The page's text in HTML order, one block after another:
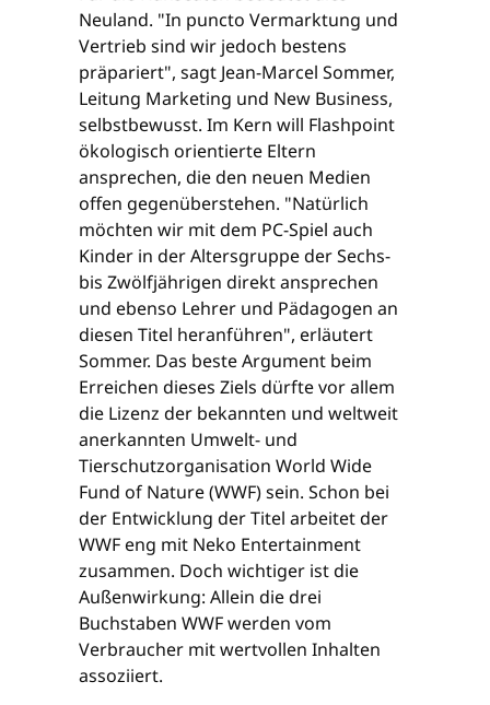
Neuland. "In puncto Vermarktung und
Vertrieb sind wir jedoch bestens
präpariert", sagt Jean-Marcel Sommer,
Leitung Marketing und New Business,
selbstbewusst. Im Kern will Flashpoint
ökologisch orientierte Eltern
ansprechen, die den neuen Medien
offen gegenüberstehen. "Natürlich
möchten wir mit dem PC-Spiel auch
Kinder in der Altersgruppe der Sechs-
bis Zwölfjährigen direkt ansprechen
und ebenso Lehrer und Pädagogen an
diesen Titel heranführen", erläutert
Sommer. Das beste Argument beim
Erreichen dieses Ziels dürfte vor allem
die Lizenz der bekannten und weltweit
anerkannten Umwelt- und
Tierschutzorganisation World Wide
Fund of Nature (WWF) sein. Schon bei
der Entwicklung der Titel arbeitet der
WWF eng mit Neko Entertainment
zusammen. Doch wichtiger ist die
Außenwirkung: Allein die drei
Buchstaben WWF werden vom
Verbraucher mit wertvollen Inhalten
assoziiert.